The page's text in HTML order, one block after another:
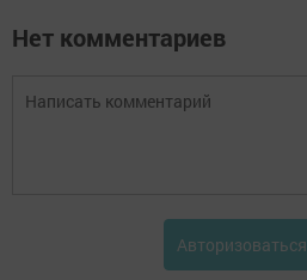
Нет комментариев
Авторизоваться